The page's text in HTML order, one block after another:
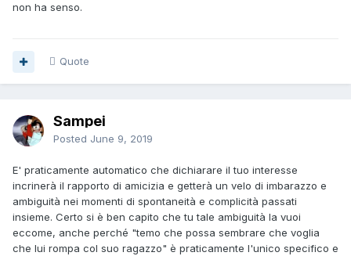
non ha senso.
Quote
Sampei
Posted June 9, 2019
E' praticamente automatico che dichiarare il tuo interesse
incrinerà il rapporto di amicizia e getterà un velo di imbarazzo e
ambiguità nei momenti di spontaneità e complicità passati
insieme. Certo si è ben capito che tu tale ambiguità la vuoi
eccome, anche perché "temo che possa sembrare che voglia
che lui rompa col suo ragazzo" è praticamente l'unico specifico e